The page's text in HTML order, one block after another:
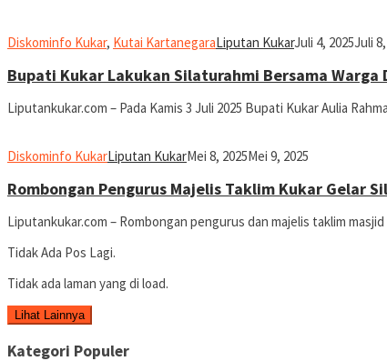
Diskominfo Kukar, Kutai KartanegaraLiputan KukarJuli 4, 2025Juli
Bupati Kukar Lakukan Silaturahmi Bersama
Liputankukar.com – Pada Kamis 3 Juli 2025 Bupati Kukar Aulia
Diskominfo KukarLiputan KukarMei 8, 2025Mei 9, 2025
Rombongan Pengurus Majelis Taklim Kukar Gelar
Liputankukar.com – Rombongan pengurus dan majelis taklim
Tidak Ada Pos Lagi.
Tidak ada laman yang di load.
Lihat Lainnya
Kategori Populer